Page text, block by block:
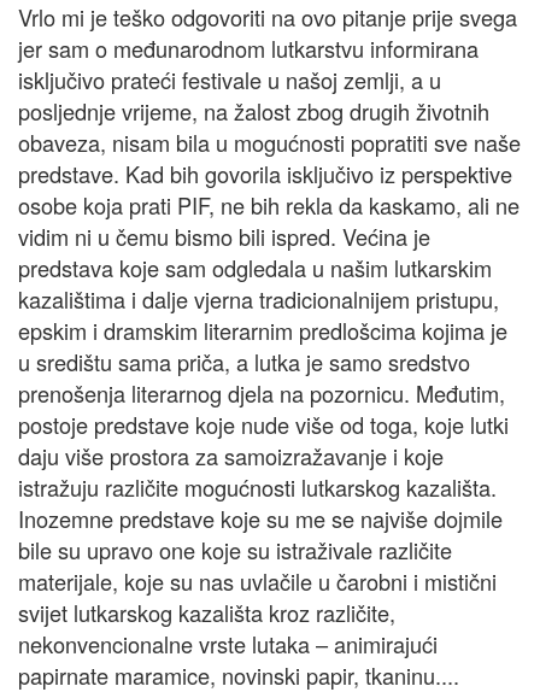
Vrlo mi je teško odgovoriti na ovo pitanje prije svega
jer sam o međunarodnom lutkarstvu informirana
isključivo prateći festivale u našoj zemlji, a u
posljednje vrijeme, na žalost zbog drugih životnih
obaveza, nisam bila u mogućnosti popratiti sve naše
predstave. Kad bih govorila isključivo iz perspektive
osobe koja prati PIF, ne bih rekla da kaskamo, ali ne
vidim ni u čemu bismo bili ispred. Većina je
predstava koje sam odgledala u našim lutkarskim
kazalištima i dalje vjerna tradicionalnijem pristupu,
epskim i dramskim literarnim predlošcima kojima je
u središtu sama priča, a lutka je samo sredstvo
prenošenja literarnog djela na pozornicu. Međutim,
postoje predstave koje nude više od toga, koje lutki
daju više prostora za samoizražavanje i koje
istražuju različite mogućnosti lutkarskog kazališta.
Inozemne predstave koje su me se najviše dojmile
bile su upravo one koje su istraživale različite
materijale, koje su nas uvlačile u čarobni i mistični
svijet lutkarskog kazališta kroz različite,
nekonvencionalne vrste lutaka – animirajući
papirnate maramice, novinski papir, tkaninu....